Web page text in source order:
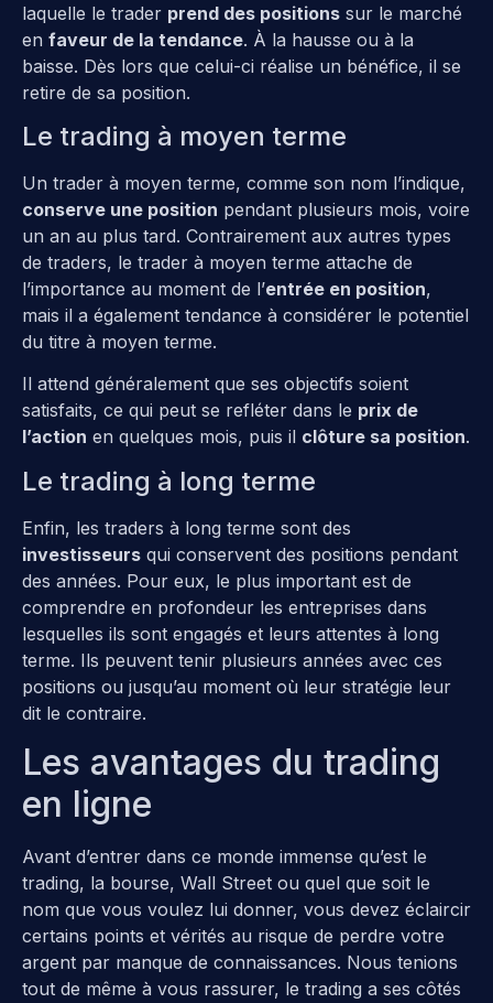
laquelle le trader prend des positions sur le marché
en faveur de la tendance. À la hausse ou à la
baisse. Dès lors que celui-ci réalise un bénéfice, il se
retire de sa position.
Le trading à moyen terme
Un trader à moyen terme, comme son nom l’indique,
conserve une position pendant plusieurs mois, voire
un an au plus tard. Contrairement aux autres types
de traders, le trader à moyen terme attache de
l’importance au moment de l’entrée en position,
mais il a également tendance à considérer le potentiel
du titre à moyen terme.
Il attend généralement que ses objectifs soient
satisfaits, ce qui peut se refléter dans le prix de
l’action en quelques mois, puis il clôture sa position.
Le trading à long terme
Enfin, les traders à long terme sont des
investisseurs qui conservent des positions pendant
des années. Pour eux, le plus important est de
comprendre en profondeur les entreprises dans
lesquelles ils sont engagés et leurs attentes à long
terme. Ils peuvent tenir plusieurs années avec ces
positions ou jusqu’au moment où leur stratégie leur
dit le contraire.
Les avantages du trading
en ligne
Avant d’entrer dans ce monde immense qu’est le
trading, la bourse, Wall Street ou quel que soit le
nom que vous voulez lui donner, vous devez éclaircir
certains points et vérités au risque de perdre votre
argent par manque de connaissances. Nous tenions
tout de même à vous rassurer, le trading a ses côtés